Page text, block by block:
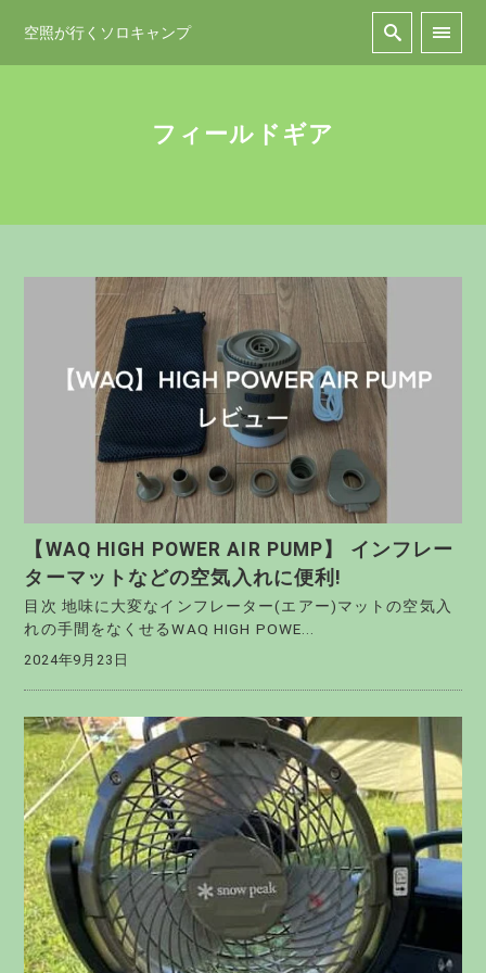
空照が行くソロキャンプ
フィールドギア
【WAQ HIGH POWER AIR PUMP】 インフレー
ターマットなどの空気入れに便利!
目次 地味に大変なインフレーター(エアー)マットの空気入
れの手間をなくせるWAQ HIGH POWE...
2024年9月23日